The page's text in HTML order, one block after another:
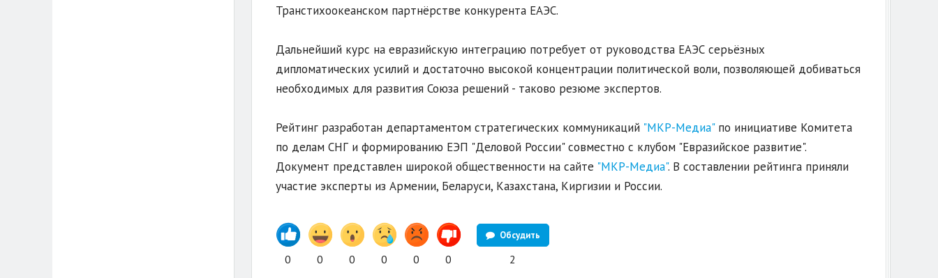
Транстихоокеанском партнёрстве конкурента ЕАЭС.
Дальнейший курс на евразийскую интеграцию потребует от руководства ЕАЭС серьёзных
дипломатических усилий и достаточно высокой концентрации политической воли, позволяющей добиваться
необходимых для развития Союза решений - таково резюме экспертов.
Рейтинг разработан департаментом стратегических коммуникаций "МКР-Медиа"по инициативе Комитета
по делам СНГ и формированию ЕЭП "Деловой России" совместно с клубом "Евразийское развитие".
Документ представлен широкой общественности на сайте "МКР-Медиа". В составлении рейтинга приняли
участие эксперты из Армении, Беларуси, Казахстана, Киргизии и России.
0 0 0 0 0 0
Обсудить
2